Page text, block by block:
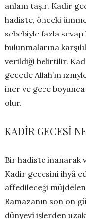
anlam taşır. Kadir
hadiste, önceki
sebebiyle fazla
bulunmalarına
verildiği belirtilir.
gecede Allah’ın
iner ve gece
olur.
KADİR GECESİ
Bir hadiste inanarak
Kadir gecesini ihyâ
affedileceği
Ramazanın son on
dünyevî işlerden